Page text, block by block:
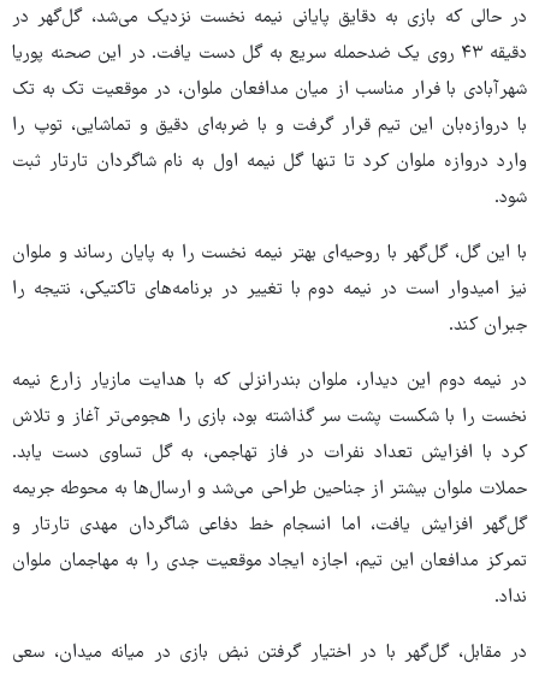
در حالی که بازی به دقایق پایانی نیمه نخست نزدیک می‌شد، گل‌گهر در
دقیقه ۴۳ روی یک ضدحمله سریع به گل دست یافت. در این صحنه پوریا
شهرآبادی با فرار مناسب از میان مدافعان ملوان، در موقعیت تک به تک
با دروازه‌بان این تیم قرار گرفت و با ضربه‌ای دقیق و تماشایی، توپ را
وارد دروازه ملوان کرد تا تنها گل نیمه اول به نام شاگردان تارتار ثبت
شود.
با این گل، گل‌گهر با روحیه‌ای بهتر نیمه نخست را به پایان رساند و ملوان
نیز امیدوار است در نیمه دوم با تغییر در برنامه‌های تاکتیکی، نتیجه را
جبران کند.
در نیمه دوم این دیدار، ملوان بندرانزلی که با هدایت مازیار زارع نیمه
نخست را با شکست پشت سر گذاشته بود، بازی را هجومی‌تر آغاز و تلاش
کرد با افزایش تعداد نفرات در فاز تهاجمی، به گل تساوی دست یابد.
حملات ملوان بیشتر از جناحین طراحی می‌شد و ارسال‌ها به محوطه جریمه
گل‌گهر افزایش یافت، اما انسجام خط دفاعی شاگردان مهدی تارتار و
تمرکز مدافعان این تیم، اجازه ایجاد موقعیت جدی را به مهاجمان ملوان
نداد.
در مقابل، گل‌گهر با در اختیار گرفتن نبض بازی در میانه میدان، سعی